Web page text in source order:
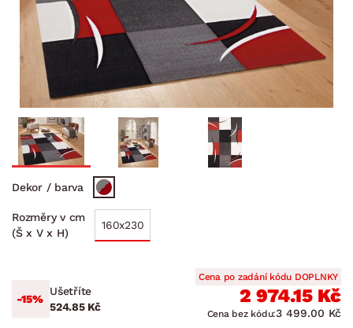
Dekor / barva
Rozměry v cm
(Š x V x H)
160x230
-15%
Ušetříte
524.85 Kč
Cena po zadání kódu DOPLNKY
2 974.15 Kč
Cena bez kódu:3 499.00 Kč